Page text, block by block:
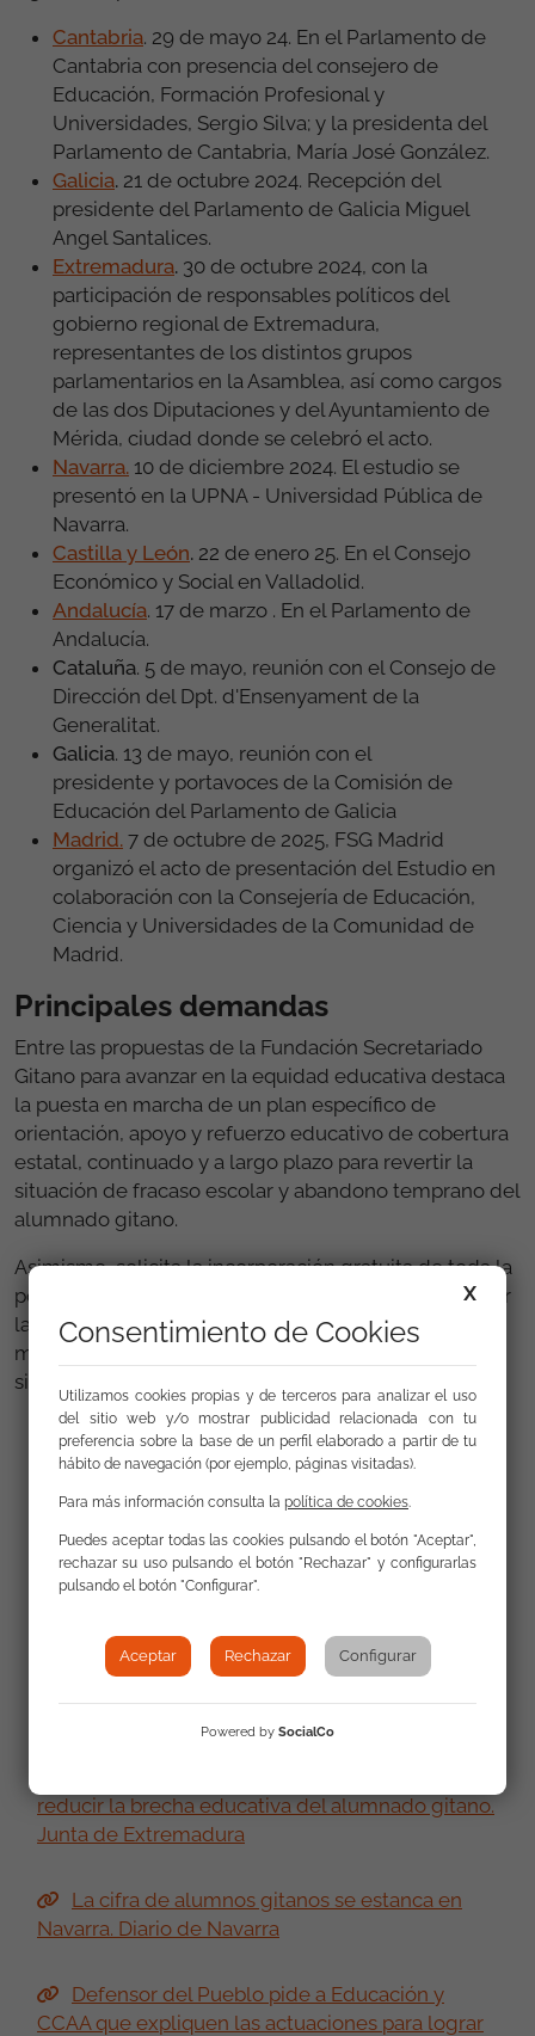
Cantabria. 29 de mayo 24. En el Parlamento de
Cantabria con presencia del consejero de
Educación, Formación Profesional y
Universidades, Sergio Silva; y la presidenta del
Parlamento de Cantabria, María José González.
Galicia. 21 de octubre 2024. Recepción del
presidente del Parlamento de Galicia Miguel
Angel Santalices.
Extremadura. 30 de octubre 2024, con la
participación de responsables políticos del
gobierno regional de Extremadura,
representantes de los distintos grupos
parlamentarios en la Asamblea, así como cargos
de las dos Diputaciones y del Ayuntamiento de
Mérida, ciudad donde se celebró el acto.
Navarra. 10 de diciembre 2024. El estudio se
presentó en la UPNA - Universidad Pública de
Navarra.
Castilla y León. 22 de enero 25. En el Consejo
Económico y Social en Valladolid.
Andalucía. 17 de marzo . En el Parlamento de
Andalucía.
Cataluña. 5 de mayo, reunión con el Consejo de
Dirección del Dpt. d'Ensenyament de la
Generalitat.
Galicia. 13 de mayo, reunión con el
presidente y portavoces de la Comisión de
Educación del Parlamento de Galicia
Madrid. 7 de octubre de 2025, FSG Madrid
organizó el acto de presentación del Estudio en
colaboración con la Consejería de Educación,
Ciencia y Universidades de la Comunidad de
Madrid.
Principales demandas
Entre las propuestas de la Fundación Secretariado
Gitano para avanzar en la equidad educativa destaca
la puesta en marcha de un plan específico de
orientación, apoyo y refuerzo educativo de cobertura
estatal, continuado y a largo plazo para revertir la
situación de fracaso escolar y abandono temprano del
alumnado gitano.
Asimismo, solicita la incorporación gratuita de toda la
población gitana a la educación infantil para combatir
la desigualdad ya en edades tempranas. Y demanda
mecanismos correctores para revertir y prevenir la
situación de segregación escolar.
Enlaces
Estudio Situación Educativa del Alumnado
Gitano en España
O presidente do Parlamento reuníuse con
representantes da Fundación Secretariado
Gitano. Parlamento de Galicia
reducir la brecha educativa del alumnado gitano.
Junta de Extremadura
La cifra de alumnos gitanos se estanca en
Navarra. Diario de Navarra
Defensor del Pueblo pide a Educación y
CCAA que expliquen las actuaciones para lograr
X
Consentimiento de Cookies
Utilizamos cookies propias y de terceros para analizar el uso
del sitio web y/o mostrar publicidad relacionada con tu
preferencia sobre la base de un perfil elaborado a partir de tu
hábito de navegación (por ejemplo, páginas visitadas).
Para más información consulta la política de cookies.
Puedes aceptar todas las cookies pulsando el botón "Aceptar",
rechazar su uso pulsando el botón "Rechazar" y configurarlas
pulsando el botón "Configurar".
Aceptar Rechazar Configurar
Powered by SocialCo